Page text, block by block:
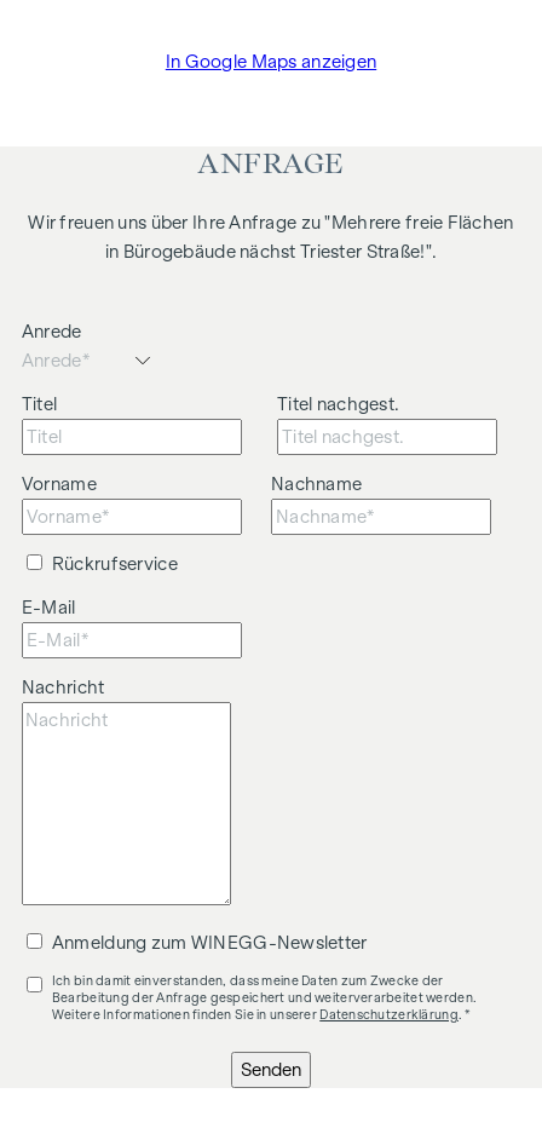
In Google Maps anzeigen
ANFRAGE
Wir freuen uns über Ihre Anfrage zu "Mehrere freie Flächen
in Bürogebäude nächst Triester Straße!".
Anrede
Titel Titel nachgest.
Vorname Nachname
Rückrufservice
E-Mail
Nachricht
Anmeldung zum WINEGG-Newsletter
Ich bin damit einverstanden, dass meine Daten zum Zwecke der
Bearbeitung der Anfrage gespeichert und weiterverarbeitet werden.
Weitere Informationen finden Sie in unserer Datenschutzerklärung . *
Senden